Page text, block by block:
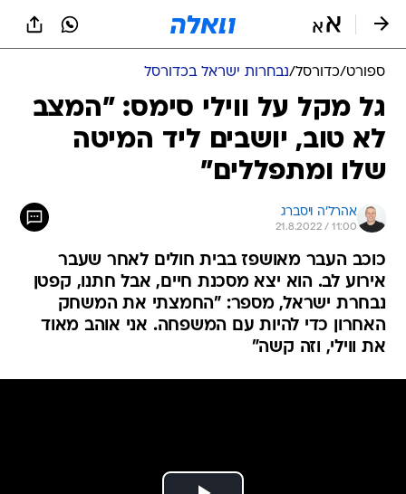
ספורט/כדורסל/נבחרות ישראל בכדורסל
גל מקל על ווילי סימס: "המצב
לא טוב, יושבים ליד המיטה
שלו ומתפללים"
אהרל'ה ויסברג
21.8.2022 / 11:00
כוכב העבר מאושפז בבית חולים לאחר שעבר
אירוע לב. הוא יצא מסכנת חיים, אבל חתנו, קפטן
נבחרת ישראל, מספר: "החמצתי את המשחק
האחרון כדי להיות עם המשפחה. אני אוהב מאוד
את ווילי, וזה קשה"